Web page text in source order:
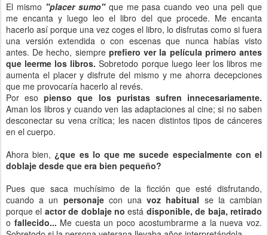
El mismo "placer sumo"que me pasa cuando veo una peli que
me encanta y luego leo el libro del que procede. Me encanta
hacerlo así porque una vez coges el libro, lo disfrutas como si fuera
una versión extendida o con escenas que nunca habías visto
antes. De hecho, siempre prefiero ver la película primero antes
que leerme los libros.Sobretodo porque luego leer los libros me
aumenta el placer y disfrute del mismo y me ahorra decepciones
que me provocaría hacerlo al revés.
Por esopienso que los puristas sufren innecesariamente.
Aman los libros y cuando ven las adaptaciones al cine; si no saben
desconectar su vena crítica; les nacen distintos tipos de cánceres
en el cuerpo.
Ahora bien,¿que es lo que me sucede especialmente con el
doblaje desde que era bien pequeño?
Pues que saca muchísimo de la ficción que esté disfrutando,
cuando a un personaje con unavoz habitual se la cambian
porque el actor de doblaje noestá disponible, de baja, retirado
o fallecido... Me cuesta un poco acostumbrarme a la nueva voz.